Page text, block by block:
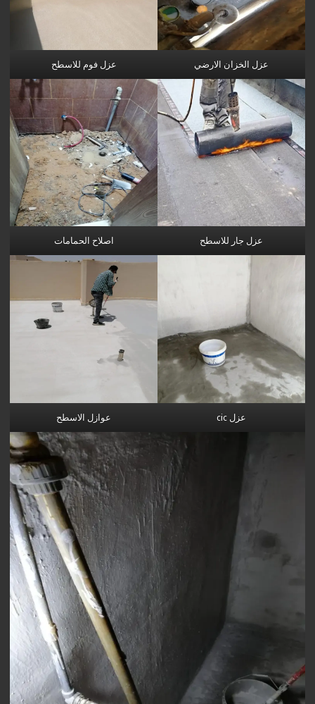
عزل الخزان الارضي عزل فوم للاسطح
عزل جار للاسطح اصلاح الحمامات
عزل cic عوازل الاسطح